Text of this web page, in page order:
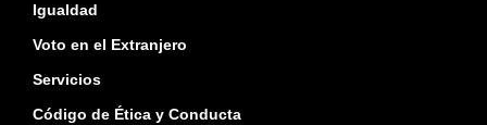
Igualdad
Voto en el Extranjero
Servicios
Código de Ética y Conducta